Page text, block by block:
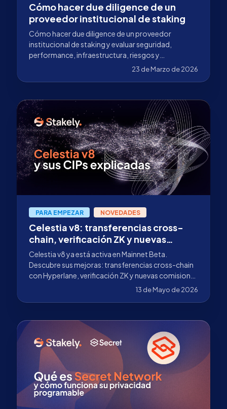
Cómo hacer due diligence de un
proveedor institucional de staking
Cómo hacer due diligence de un proveedor
institucional de staking y evaluar seguridad,
performance, infraestructura, riesgos y
responsabilidades antes de delegar capital.
23 de Marzo de 2026
PARA EMPEZAR NOVEDADES
Celestia v8: transferencias cross-
chain, verificación ZK y nuevas
comisiones para validadores de TIA
Celestia v8 ya está activa en Mainnet Beta.
Descubre sus mejoras: transferencias cross-chain
con Hyperlane, verificación ZK y nuevas comisiones
13 de Mayo de 2026